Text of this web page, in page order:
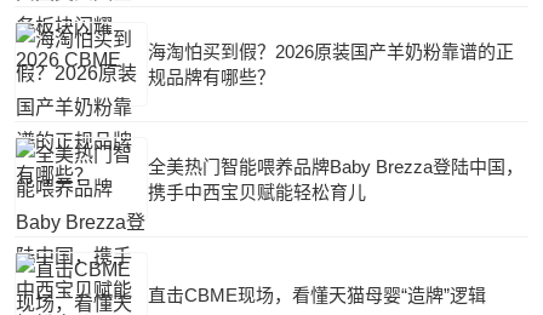
海淘怕买到假？2026原装国产羊奶粉靠谱的正
规品牌有哪些？
全美热门智能喂养品牌Baby Brezza登陆中国，
携手中西宝贝赋能轻松育儿
直击CBME现场，看懂天猫母婴“造牌”逻辑